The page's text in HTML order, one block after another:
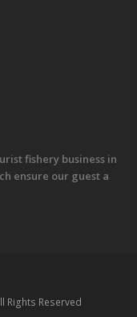
fishery business in
ensure our guest a
Rights Reserved